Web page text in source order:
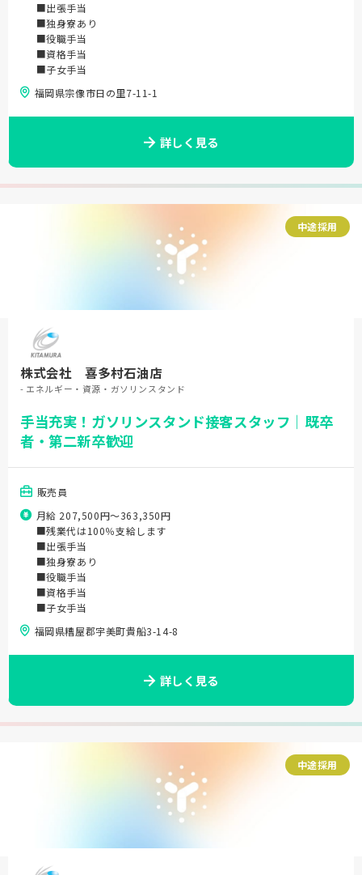
■出張手当
■独身寮あり
■役職手当
■資格手当
■子女手当
福岡県宗像市日の里7-11-1
詳しく見る
中途採用
株式会社 喜多村石油店
- エネルギー・資源・ガソリンスタンド
手当充実！ガソリンスタンド接客スタッフ｜既卒
者・第二新卒歓迎
販売員
月給 207,500円〜363,350円
■残業代は100％支給します
■出張手当
■独身寮あり
■役職手当
■資格手当
■子女手当
福岡県糟屋郡宇美町貴船3-14-8
詳しく見る
中途採用